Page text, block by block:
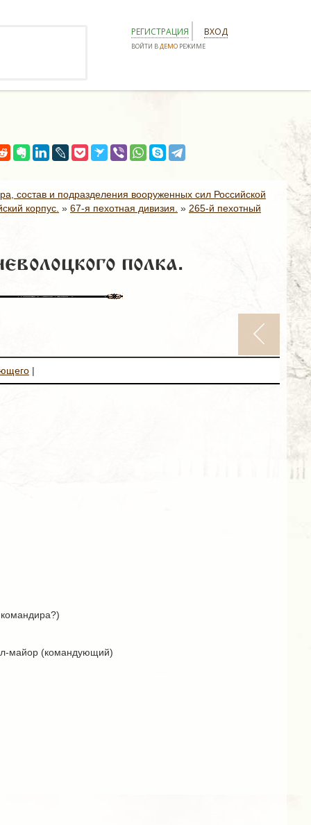
РЕГИСТРАЦИЯ ВХОД
ВОЙТИ ВДЕМО РЕЖИМЕ
состав и подразделения вооруженных сил Российской
корпус. » 67-я пехотная дивизия. » 265-й пехотный
полка.
|
майор (командующий)